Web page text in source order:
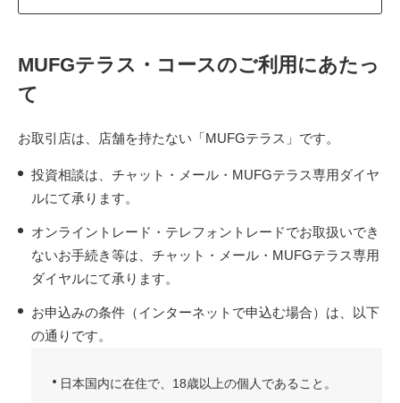
MUFGテラス・コースのご利用にあたっ
て
お取引店は、店舗を持たない「MUFGテラス」です。
投資相談は、チャット・メール・MUFGテラス専用ダイヤ
ルにて承ります。
オンライントレード・テレフォントレードでお取扱いでき
ないお手続き等は、チャット・メール・MUFGテラス専用
ダイヤルにて承ります。
お申込みの条件（インターネットで申込む場合）は、以下
の通りです。
日本国内に在住で、18歳以上の個人であること。